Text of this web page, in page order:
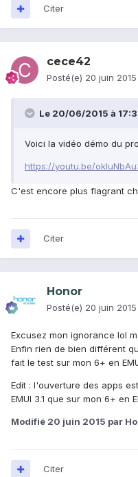
Citer
cece42
Posté(e) 20 juin 2015
Le 20/06/2015 à
Voici la vidéo démo du
https://youtu.be/
C'est encore plus flagrant
Citer
Honor
Posté(e) 20 juin 2015
Excusez mon ignorance lol
Enfin rien de bien différent
fait le test sur mon 6+ en
Edit : l'ouverture des apps
EMUI 3.1 que sur mon 6+ en
Modifié 20 juin 2015 par
Citer